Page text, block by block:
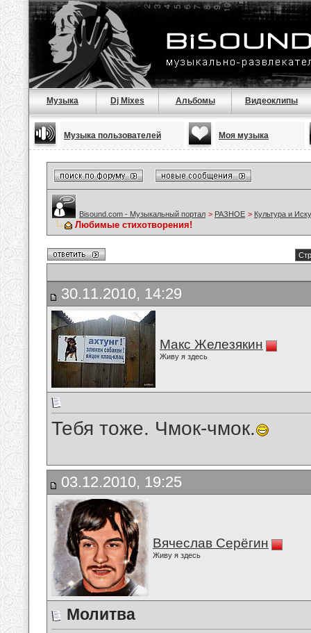
Музыка Dj Mixes Альбомы Видеоклипы
Музыка пользователей Моя музыка
Bisound.com - Музыкальный портал > РАЗНОЕ > Культура и
Любимые стихотворения!
30.11.2010, 14:29
Макс Железякин
Живу я здесь
Тебя тоже. Чмок-чмок.
03.12.2010, 19:25
Вячеслав Серёгин
Живу я здесь
Молитва